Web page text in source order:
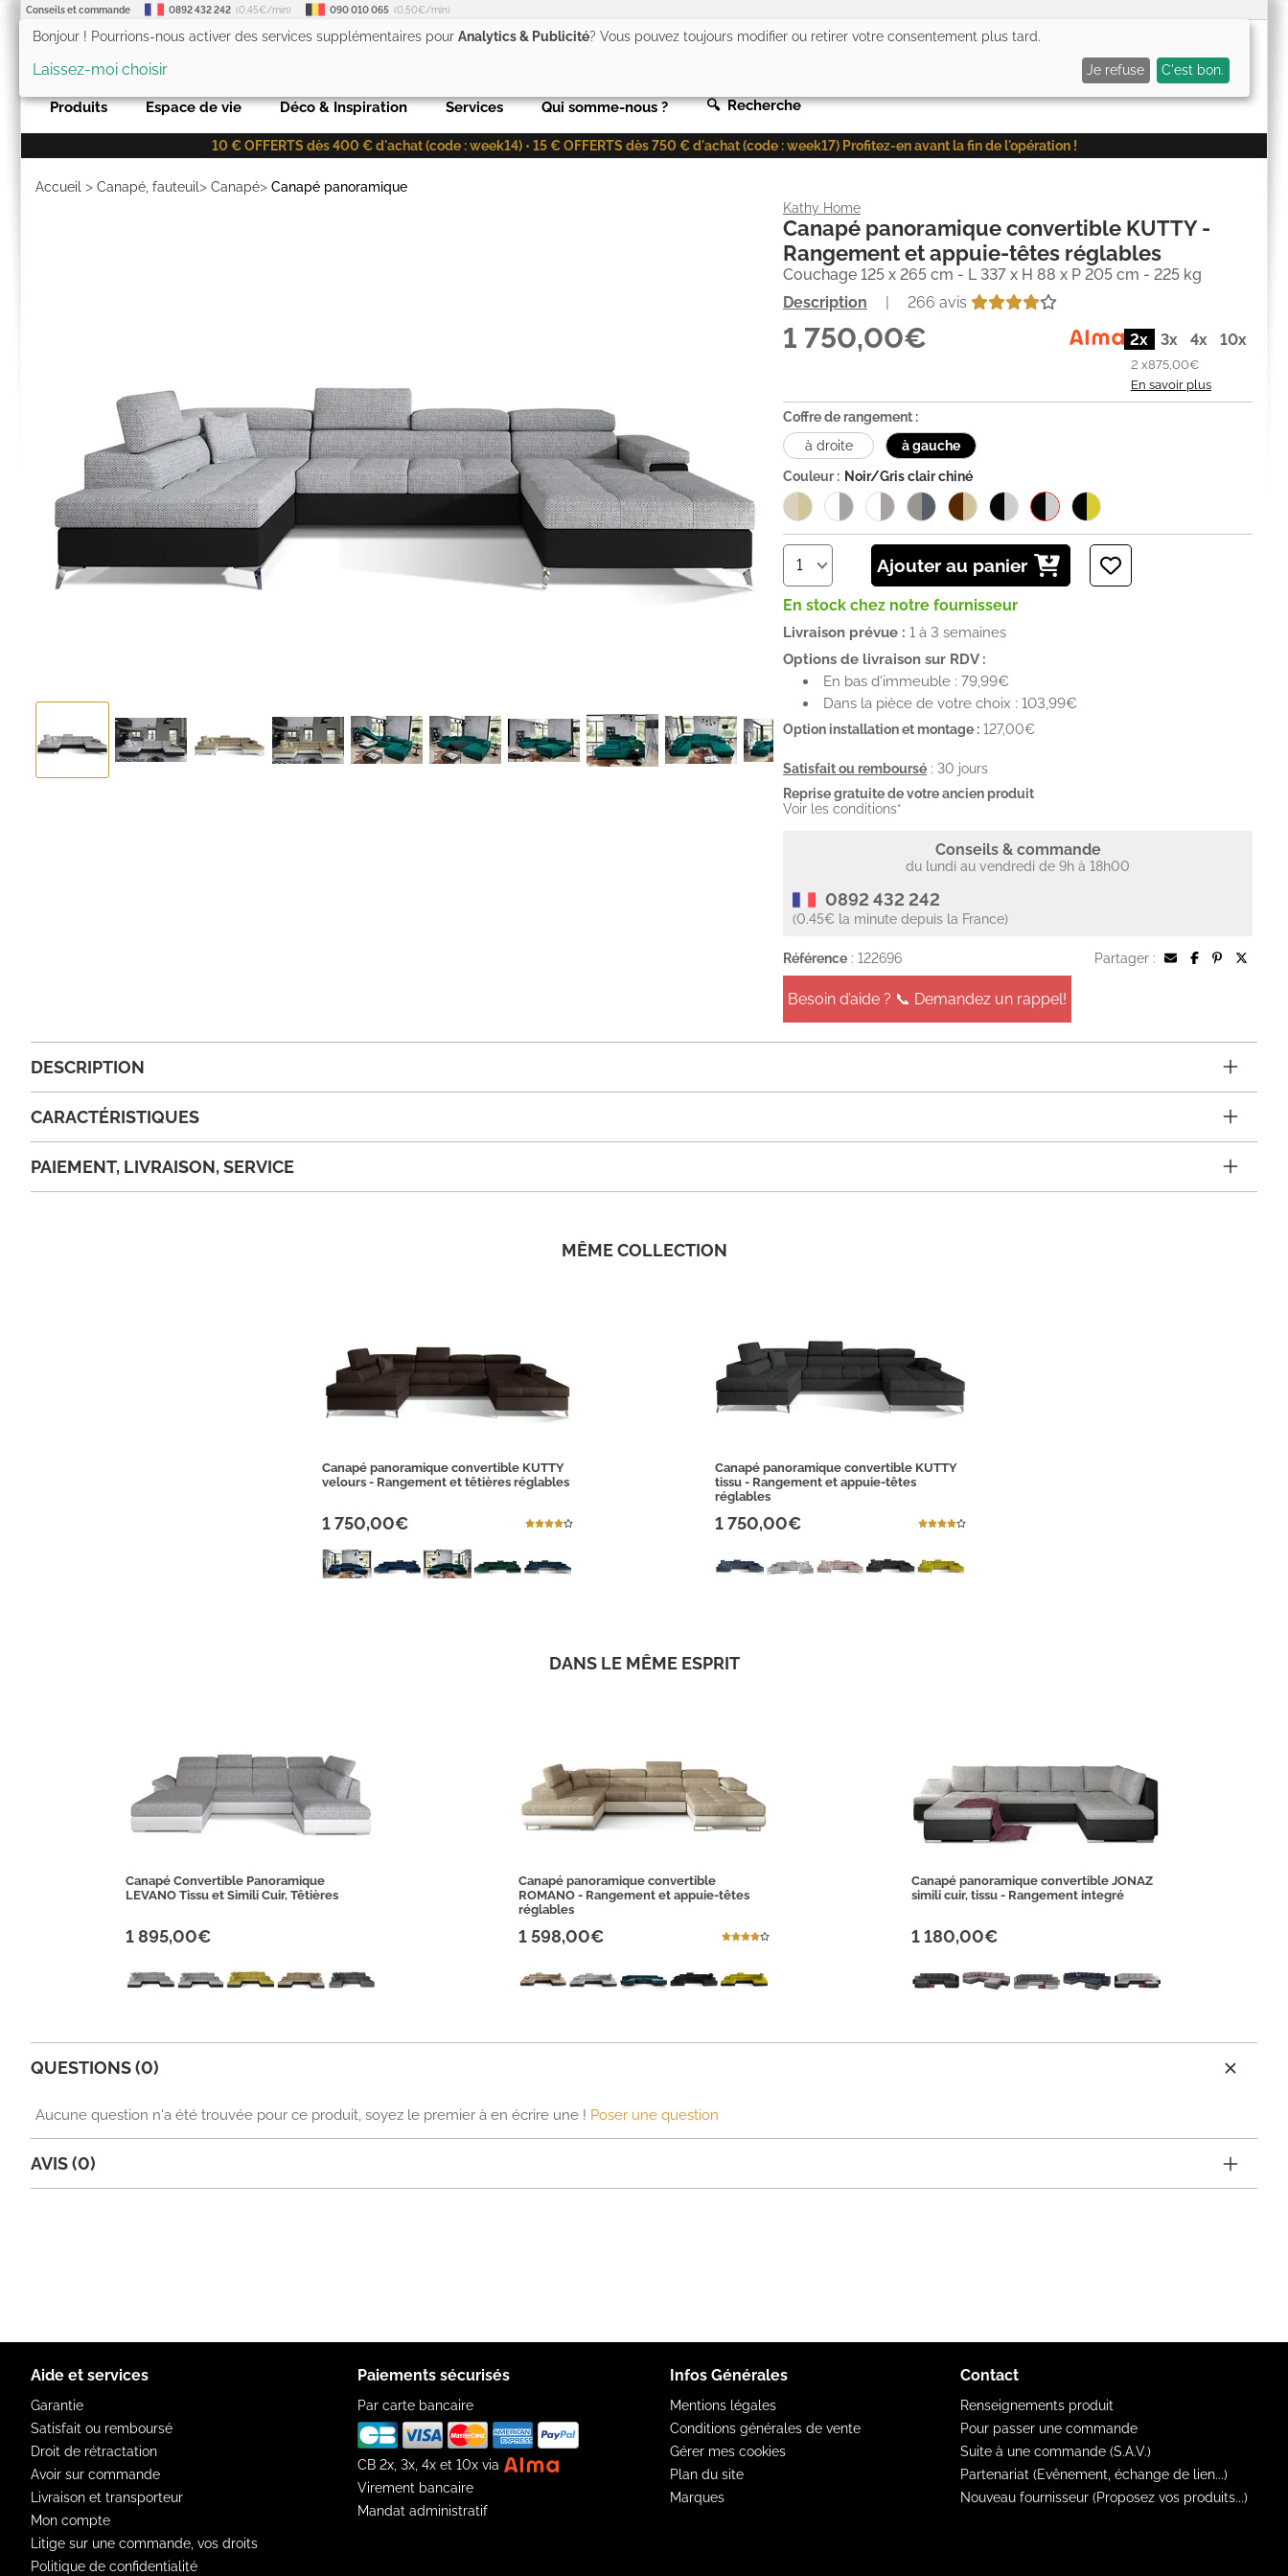
Conseils et commande 0892 432 242 (0,45€/min) 090 010 065 (0,50€/min)
0) Mon panier (0
Produits Espace de vie Déco & Inspiration Services Qui somme-nous ? 🔍 Recherche
10 € OFFERTS dès 400 € d'achat (code : week14) • 15 € OFFERTS dès 750 € d'achat (code : week17) Profitez-en avant la fin de l'opération !
Accueil > Canapé, fauteuil > Canapé> Canapé panoramique
Kathy Home
Canapé panoramique convertible KUTTY -
Rangement et appuie-têtes réglables
Couchage 125 x 265 cm - L 337 x H 88 x P 205 cm - 225 kg
Description
| 266 avis
1 750,00€ 2x 3x 4x 10x
2 x875,00€
En savoir plus
Coffre de rangement :
à droite
à gauche
Couleur : Noir/Gris clair chiné
Ajouter au panier
En stock chez notre fournisseur
Livraison prévue : 1 à 3 semaines
Options de livraison sur RDV :
En bas d'immeuble : 79,99€
Dans la pièce de votre choix : 103,99€
Option installation et montage : 127,00€
Satisfait ou remboursé : 30 jours
Reprise gratuite de votre ancien produit
Voir les conditions*
Conseils & commande
du lundi au vendredi de 9h à 18h00
0892 432 242
(0.45€ la minute depuis la France)
Référence : 122696 Partager :
Besoin d’aide ? 📞 Demandez un rappel!
DESCRIPTION
CARACTÉRISTIQUES
PAIEMENT, LIVRAISON, SERVICE
MÊME COLLECTION
Canapé panoramique convertible KUTTY
velours - Rangement et têtières réglables
1 750,00€
Canapé panoramique convertible KUTTY
tissu - Rangement et appuie-têtes
réglables
1 750,00€
DANS LE MÊME ESPRIT
Canapé Convertible Panoramique
LEVANO Tissu et Simili Cuir, Têtières
1 895,00€
Canapé panoramique convertible
ROMANO - Rangement et appuie-têtes
réglables
1 598,00€
Canapé panoramique convertible JONAZ
simili cuir, tissu - Rangement integré
1 180,00€
QUESTIONS (0)
Aucune question n'a été trouvée pour ce produit, soyez le premier à en écrire une ! Poser une question
AVIS (0)
Aide et services
Garantie
Satisfait ou remboursé
Droit de rétractation
Avoir sur commande
Livraison et transporteur
Mon compte
Litige sur une commande, vos droits
Politique de confidentialité
Paiements sécurisés
Par carte bancaire
CB 2x, 3x, 4x et 10x via
Virement bancaire
Mandat administratif
Infos Générales
Mentions légales
Conditions générales de vente
Gérer mes cookies
Plan du site
Marques
Contact
Renseignements produit
Pour passer une commande
Suite à une commande (S.A.V.)
Partenariat (Evênement, échange de lien...)
Nouveau fournisseur (Proposez vos produits...)
Bonjour ! Pourrions-nous activer des services supplémentaires pour Analytics & Publicité? Vous pouvez toujours modifier ou retirer votre consentement plus tard.
Laissez-moi choisir Je refuse C'est bon.